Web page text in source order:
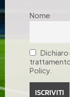
Nome
Policy.